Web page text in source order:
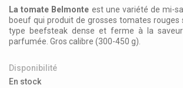
La tomate Belmonte est une variété de mi-
boeuf qui produit de grosses tomates rouges
type beefsteak dense et fermeà la
parfumée . Gros calibre (300-450 g).
Disponibilité
En stock